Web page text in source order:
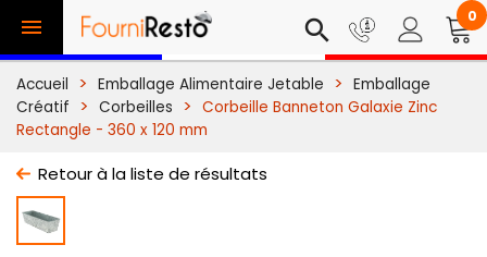
 search 0
Accueil Emballage Alimentaire Jetable
Emballage
Créatif
Corbeilles
Corbeille Banneton Galaxie Zinc
Rectangle - 360 x 120 mm
Retour à la liste de résultats